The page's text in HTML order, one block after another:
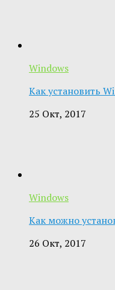
Windows
Как установить
25 Окт, 2017
Windows
Как можно
26 Окт, 2017